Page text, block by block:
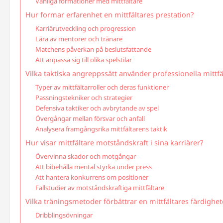
Hur formar erfarenhet en mittfältares prestation?
Karriärutveckling och progression
Lära av mentorer och tränare
Matchens påverkan på beslutsfattande
Att anpassa sig till olika spelstilar
Vilka taktiska angreppssätt använder professionella
Typer av mittfältarroller och deras funktioner
Passningstekniker och strategier
Defensiva taktiker och avbrytande av spel
Övergångar mellan försvar och anfall
Analysera framgångsrika mittfältarens taktik
Hur visar mittfältare motståndskraft i sina karriärer?
Övervinna skador och motgångar
Att bibehålla mental styrka under press
Att hantera konkurrens om positioner
Fallstudier av motståndskraftiga mittfältare
Vilka träningsmetoder förbättrar en mittfältares
Dribblingsövningar